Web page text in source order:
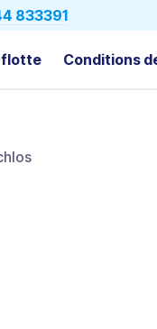
833391
flotte Conditions